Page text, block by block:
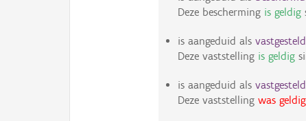
Deze bescherming is geldig
is aangeduid als
Deze vaststelling is geldig
is aangeduid als
Deze vaststelling was geldig